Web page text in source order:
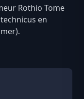
Rothio Tome
en